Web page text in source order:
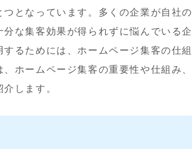
となっています。多くの企業が自社の
な集客効果が得られずに悩んでいる企
るためには、ホームページ集客の仕組
ホームページ集客の重要性や仕組み、
します。